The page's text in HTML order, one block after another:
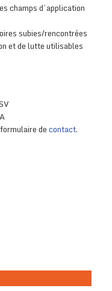
champs d’application
subies/rencontrées
et de lutte utilisables
decontact.